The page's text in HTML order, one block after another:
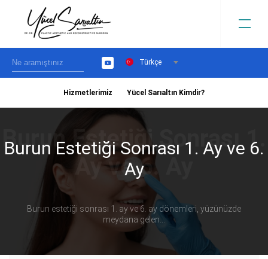
YouTubeTürkçe
Hizmetlerimiz Yücel Sarıaltın Kimdir?
Burun Estetiği Sonrası 1. Ay ve 6.
Ay
Burun estetiği sonrası 1. ay ve 6. ay dönemleri, yüzünüzde
meydana gelen...